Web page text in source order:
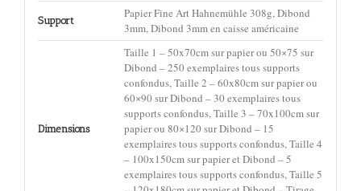
Support
Papier Fine Art Hahnemühle 308g, Dibond
3mm, Dibond 3mm en caisse américaine
Dimensions
Taille 1 – 50x70cm sur papier ou 50×75 sur
Dibond – 250 exemplaires tous supports
confondus, Taille 2 – 60x80cm sur papier ou
60×90 sur Dibond – 30 exemplaires tous
supports confondus, Taille 3 – 70x100cm sur
papier ou 80×120 sur Dibond – 15
exemplaires tous supports confondus, Taille 4
– 100x150cm sur papier et Dibond – 5
exemplaires tous supports confondus, Taille 5